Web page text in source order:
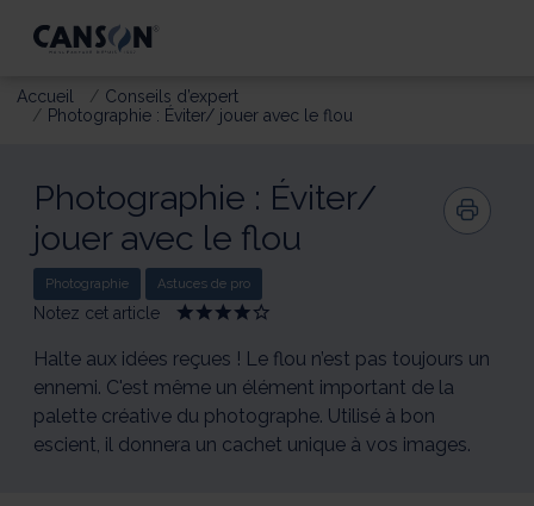
Accueil
Conseils d’expert
Photographie : Éviter/ jouer avec le flou
Photographie : Éviter/
jouer avec le flou
Photographie Astuces de pro
Notez cet article
Give
:
Éviter/
jouer
avec
flou
Give
:
Éviter/
jouer
avec
flou
Give
:
jouer
avec
flou
Give
jouer
avec
flou
Give
jouer
avec
le
flou
Halte aux idées reçues ! Le flou n’est pas toujours un
ennemi. C'est même un élément important de la
palette créative du photographe. Utilisé à bon
escient, il donnera un cachet unique à vos images.